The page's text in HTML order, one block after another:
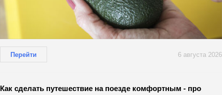
Перейти 6 августа 2026
Как сделать путешествие на поезде комфортным - про